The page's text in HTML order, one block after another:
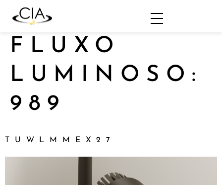
FLUXO
LUMINOSO:
989
TUWLMMEX27